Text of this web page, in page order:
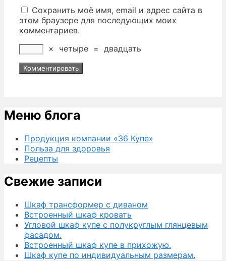
Сохранить моё имя, email и адрес сайта в
этом браузере для последующих моих
комментариев.
×
четыре = двадцать
Меню блога
Продукция компании «36 Купе»
Польза для здоровья
Рецепты
Свежие записи
Шкаф трансформер с диваном
Встроенный шкаф кровать
Угловой шкаф купе с полукруглым глянцевым
фасадом.
Встроенный шкаф купе в прихожую.
Шкаф купе по индивидуальным размерам.